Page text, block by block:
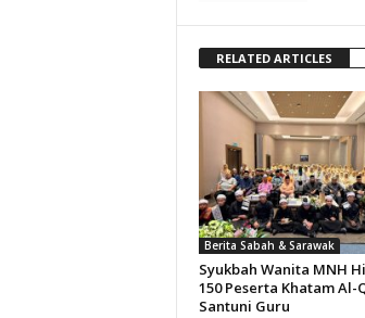
RELATED ARTICLES
Berita Sabah & Sarawak
Syukbah Wanita MNH
150 Peserta Khatam Al-
Santuni Guru